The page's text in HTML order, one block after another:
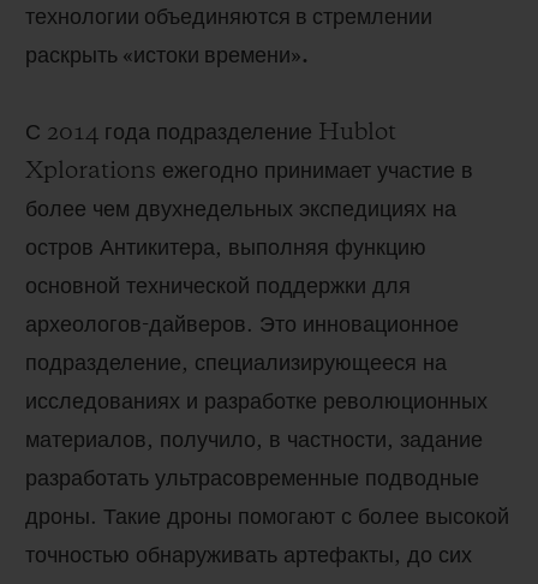
технологии объединяются в стремлении
раскрыть «истоки времени».
С 2014 года подразделение Hublot
Xplorations ежегодно принимает участие в
более чем двухнедельных экспедициях на
остров Антикитера, выполняя функцию
основной технической поддержки для
археологов-дайверов. Это инновационное
подразделение, специализирующееся на
исследованиях и разработке революционных
материалов, получило, в частности, задание
разработать ультрасовременные подводные
дроны. Такие дроны помогают с более высокой
точностью обнаруживать артефакты, до сих
НАЙТИ БУТИК